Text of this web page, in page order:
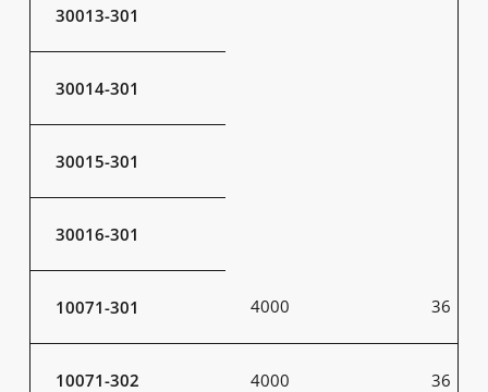
30013-301
30014-301
30015-301
30016-301
10071-301 4000 36
10071-302 4000 36